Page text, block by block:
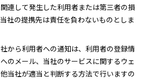
連して発生した利用者または第三者の損
社の提携先は責任を負わないものとしま
から利用者への通知は、利用者の登録情
のメール、当社のサービスに関するウェ
当社が適当と判断する方法で行いますの